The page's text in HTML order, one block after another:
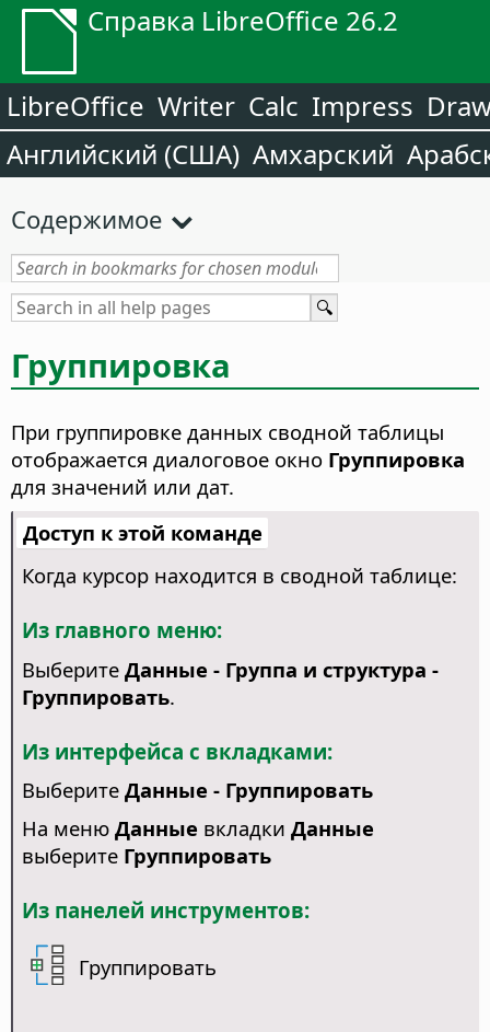
Справка LibreOffice 26.2
LibreOffice Writer Calc Impress
Английский (США) Амхарский
Содержимое
Группировка
При группировке данных сводной таблицы
отображается диалоговое окно Группировка
для значений или дат.
Доступ к этой команде
Когда курсор находится в сводной таблице:
Из главного меню:
Выберите Данные - Группа и структура -
Группировать.
Из интерфейса с вкладками:
Выберите Данные - Группировать
На меню Данные вкладки Данные
выберите Группировать
Из панелей инструментов:
Группировать